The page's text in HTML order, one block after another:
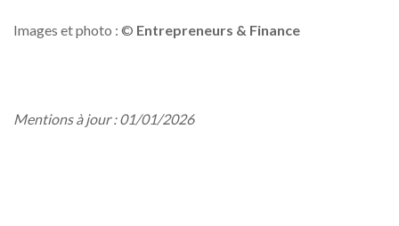
Images et photo : © Entrepreneurs & Finance
Mentions à jour : 01/01/2026